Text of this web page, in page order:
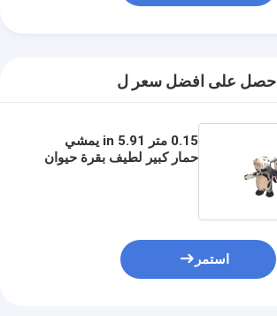
احصل على افضل سعر ل
0.15 متر 5.91 in يمشي
حمار كبير لطيف بقرة حيوان
استمر